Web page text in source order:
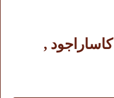
,